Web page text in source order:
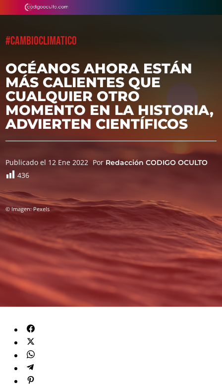
#CAMBIOCLIMATICO
OCÉANOS AHORA ESTÁN
MÁS CALIENTES QUE
CUALQUIER OTRO
MOMENTO EN LA HISTORIA,
ADVIERTEN CIENTÍFICOS
Publicado el 12 Ene 2022 Por Redacción CODIGO OCULTO
436
© Imagen: Pexels